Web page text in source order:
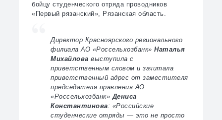
бойцу студенческого отряда проводников
«Первый рязанский», Рязанская область.
Директор Красноярского регионального
филиала АО «Россельхозбанк»Наталья
Михайловавыступила с
приветственным словом и зачитала
приветственный адрес от заместителя
председателя правления АО
«Россельхозбанк» Дениса
Константинова: «Российские
студенческие отряды — это не просто